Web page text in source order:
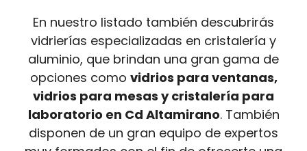
En nuestro listado también descubrirás
vidrierías especializadas en cristalería y
aluminio, que brindan una gran gama de
opciones como vidrios para ventanas,
vidrios para mesas y cristalería para
laboratorio en Cd Altamirano. También
disponen de un gran equipo de expertos